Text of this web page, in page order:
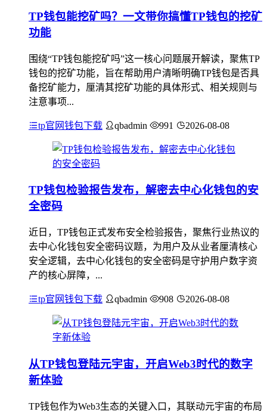
TP钱包能挖矿吗？一文带你搞懂TP钱包的挖矿
功能
围绕“TP钱包能挖矿吗”这一核心问题展开解读，聚焦TP
钱包的挖矿功能，旨在帮助用户清晰明确TP钱包是否具
备挖矿能力，厘清其挖矿功能的具体形式、相关规则与
注意事项...
tp官网钱包下载 qbadmin 991 2026-08-08
TP钱包检验报告发布，解密去中心化钱包的安
全密码
近日，TP钱包正式发布安全检验报告，聚焦行业热议的
去中心化钱包安全密码议题，为用户及从业者厘清核心
安全逻辑，去中心化钱包的安全密码是守护用户数字资
产的核心屏障，...
tp官网钱包下载 qbadmin 908 2026-08-08
从TP钱包登陆元宇宙，开启Web3时代的数字
新体验
TP钱包作为Web3生态的关键入口，其联动元宇宙的布局